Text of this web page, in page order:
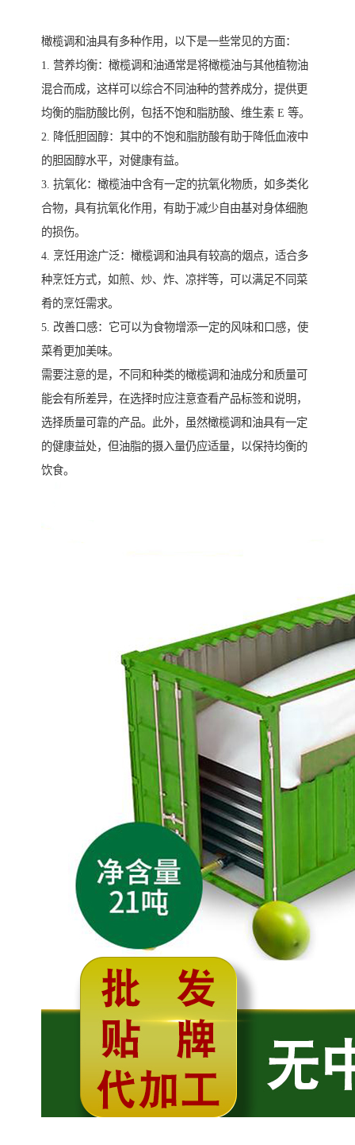
橄榄调和油具有多种作用，以下是一些常见的方面：
1. 营养均衡：橄榄调和油通常是将橄榄油与其他植物油
混合而成，这样可以综合不同油种的营养成分，提供更
均衡的脂肪酸比例，包括不饱和脂肪酸、维生素 E 等。
2. 降低胆固醇：其中的不饱和脂肪酸有助于降低血液中
的胆固醇水平，对健康有益。
3. 抗氧化：橄榄油中含有一定的抗氧化物质，如多类化
合物，具有抗氧化作用，有助于减少自由基对身体细胞
的损伤。
4. 烹饪用途广泛：橄榄调和油具有较高的烟点，适合多
种烹饪方式，如煎、炒、炸、凉拌等，可以满足不同菜
肴的烹饪需求。
5. 改善口感：它可以为食物增添一定的风味和口感，使
菜肴更加美味。
需要注意的是，不同和种类的橄榄调和油成分和质量可
能会有所差异，在选择时应注意查看产品标签和说明，
选择质量可靠的产品。此外，虽然橄榄调和油具有一定
的健康益处，但油脂的摄入量仍应适量，以保持均衡的
饮食。